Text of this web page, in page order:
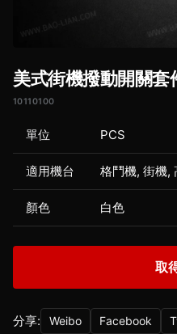
美式街機撥動開關套
10110100
單位 PCS
適用機台 格鬥機, 街機,
顏色 白色
取
分享: Weibo Facebook